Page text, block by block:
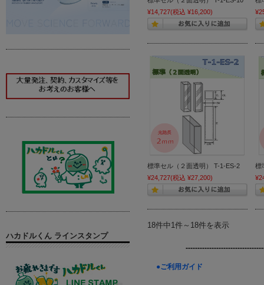
¥14,727(税込 ¥16,200)
標準セル（２面透明） T-1-ES-2
¥24,727(税込 ¥27,200)
標
18件中1件～18件を表示
●ご利用ガイド
ハカドルくん ラインスタンプ